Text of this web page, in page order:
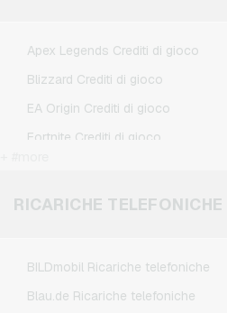
TikTok Buoni regalo
Zalando Buoni regalo
Apex Legends Crediti di gioco
Blizzard Crediti di gioco
EA Origin Crediti di gioco
Fortnite Crediti di gioco
Minecraft Crediti di gioco
RICARICHE TELEFONICHE
BILDmobil Ricariche telefoniche
Blau.de Ricariche telefoniche